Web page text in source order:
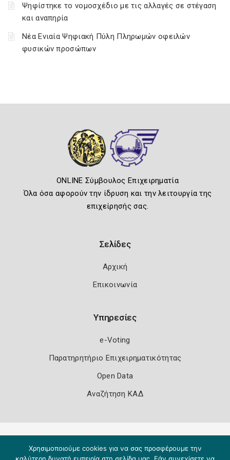
Ψηφίστηκε το νομοσχέδιο με τις αλλαγές σε στέγαση
και αναπηρία
Νέα Ενιαία Ψηφιακή Πύλη Πληρωμών οφειλών
φυσικών προσώπων
ONLINE Σύμβουλος Επιχειρηματία
Όλα όσα αφορούν την ίδρυση και την λειτουργία της
επιχείρησής σας.
Σελίδες
Αρχική
Επικοινωνία
Υπηρεσίες
e-Voting
Παρατηρητήριο Επιχειρηματικότητας
Open Data
Αναζήτηση ΚΑΔ
Χρησιμοποιούμε cookies για να σας προσφέρουμε την
Copyright 2026 Knowledge A.E.